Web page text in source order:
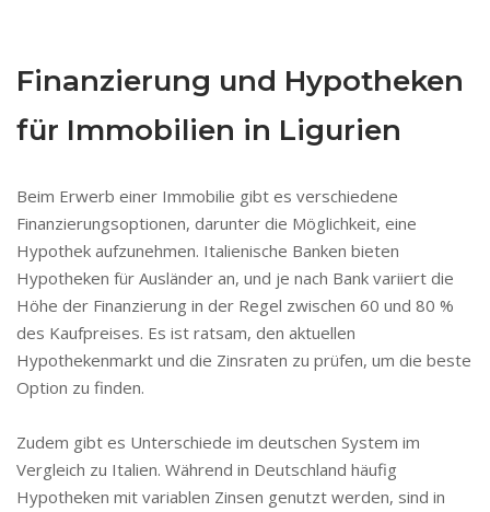
Finanzierung und Hypotheken
für Immobilien in Ligurien
Beim Erwerb einer Immobilie gibt es verschiedene
Finanzierungsoptionen, darunter die Möglichkeit, eine
Hypothek aufzunehmen. Italienische Banken bieten
Hypotheken für Ausländer an, und je nach Bank variiert die
Höhe der Finanzierung in der Regel zwischen 60 und 80 %
des Kaufpreises. Es ist ratsam, den aktuellen
Hypothekenmarkt und die Zinsraten zu prüfen, um die beste
Option zu finden.
Zudem gibt es Unterschiede im deutschen System im
Vergleich zu Italien. Während in Deutschland häufig
Hypotheken mit variablen Zinsen genutzt werden, sind in